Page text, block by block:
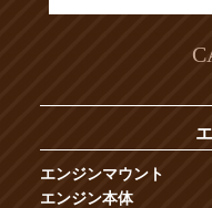
エンジンマウント
エンジン本体